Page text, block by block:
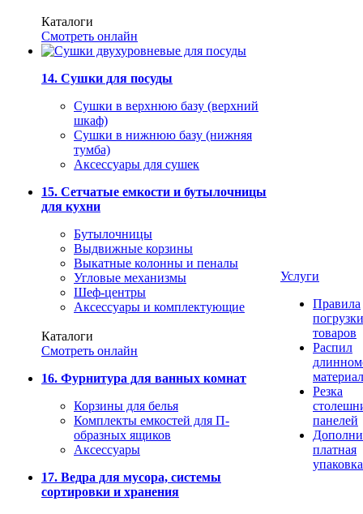
Каталоги
Смотреть онлайн
14. Сушки для посуды
Сушки в верхнюю базу (верхний
шкаф)
Сушки в нижнюю базу (нижняя
тумба)
Аксессуары для сушек
15. Сетчатые емкости и бутылочницы
для кухни
Бутылочницы
Выдвижные корзины
Выкатные колонны и пеналы
Угловые механизмы
Шеф-центры
Аксессуары и комплектующие
Каталоги
Смотреть онлайн
16. Фурнитура для ванных комнат
Корзины для белья
Комплекты емкостей для П-
образных ящиков
Аксессуары
17. Ведра для мусора, системы
сортировки и хранения
Услуги
Правила
погрузки
товаров
Распил
Резка
панелей
платная
упаковка